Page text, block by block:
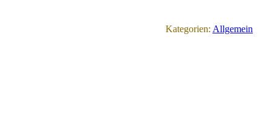
Kategorien: Allgemein